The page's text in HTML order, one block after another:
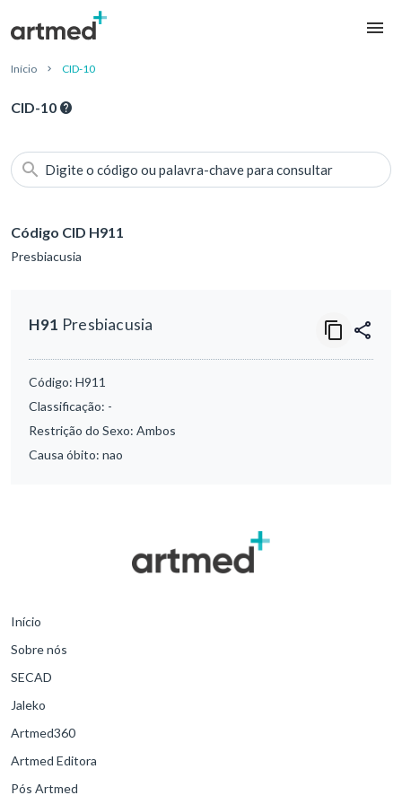
Início CID-10
CID-10
Digite o código ou palavra-chave para consultar
Código CID H911
Presbiacusia
H91 Presbiacusia
Código: H911
Classificação: -
Restrição do Sexo: Ambos
Causa óbito: nao
Início
Sobre nós
SECAD
Jaleko
Artmed360
Artmed Editora
Pós Artmed